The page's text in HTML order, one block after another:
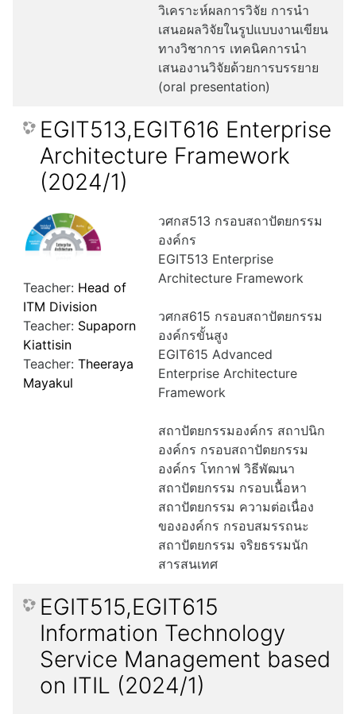
วิเคราะห์ผลการวิจัย การนำ
เสนอผลวิจัยในรูปแบบงานเขียน
ทางวิชาการ เทคนิคการนำ
เสนองานวิจัยด้วยการบรรยาย
(oral presentation)
EGIT513,EGIT616 Enterprise
Architecture Framework
(2024/1)
วศกส513 กรอบสถาปัตยกรรม
องค์กร
EGIT513 Enterprise
Architecture Framework
วศกส615 กรอบสถาปัตยกรรม
องค์กรขั้นสูง
EGIT615 Advanced
Enterprise Architecture
Framework
สถาปัตยกรรมองค์กร สถาปนิก
องค์กร กรอบสถาปัตยกรรม
องค์กร โทกาฟ วิธีพัฒนา
สถาปัตยกรรม กรอบเนื้อหา
สถาปัตยกรรม ความต่อเนื่อง
ขององค์กร กรอบสมรรถนะ
สถาปัตยกรรม จริยธรรมนัก
สารสนเทศ
Teacher: Head of
ITM Division
Teacher: Supaporn
Kiattisin
Teacher: Theeraya
Mayakul
EGIT515,EGIT615
Information Technology
Service Management based
on ITIL (2024/1)